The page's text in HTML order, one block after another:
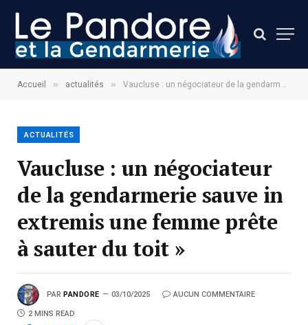
Accueil » actualités » Vaucluse : un négociateur de la gendarmerie sauve in extremis une femme prête à sauter du toit »
ACTUALITÉS
Vaucluse : un négociateur
de la gendarmerie sauve in
extremis une femme prête
à sauter du toit »
PAR PANDORE 03/10/2025 AUCUN COMMENTAIRE
2 MINS READ